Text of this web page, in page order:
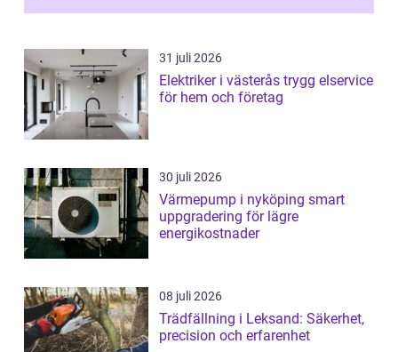
...
31 juli 2026
Elektriker i västerås trygg elservice
för hem och företag
30 juli 2026
Värmepump i nyköping smart
uppgradering för lägre
energikostnader
08 juli 2026
Trädfällning i Leksand: Säkerhet,
precision och erfarenhet